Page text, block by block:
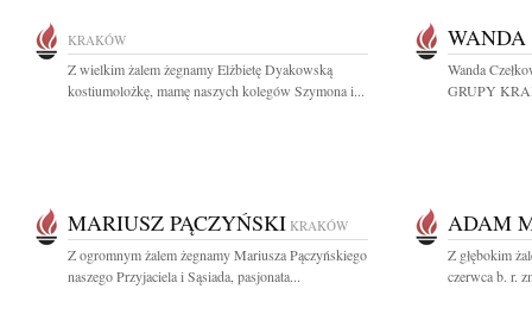
KRAKÓW
Z wielkim żalem żegnamy Elżbietę Dyakowską
kostiumolożkę, mamę naszych kolegów Szymona i...
WANDA
Wanda
GRUPY
MARIUSZ PĄCZYŃSKI KRAKÓW
Z ogromnym żalem żegnamy Mariusza Pączyńskiego
naszego Przyjaciela i Sąsiada, pasjonata...
ADAM
Z głębokim
czerwca b. r.